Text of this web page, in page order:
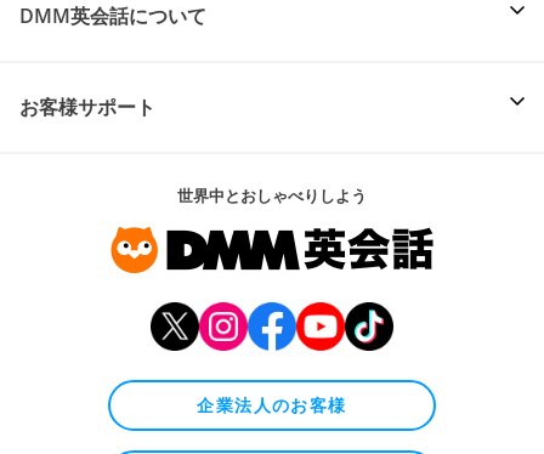
DMM英会話について
お客様サポート
世界中とおしゃべりしよう
企業法人のお客様